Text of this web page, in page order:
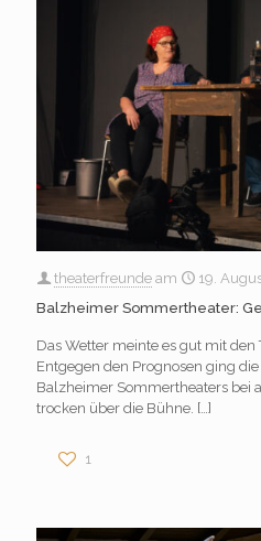
theaterfreunde am
19.
Balzheimer Sommertheater:
Das Wetter meinte es gut mit
Entgegen den Prognosen ging
Balzheimer Sommertheaters bei
trocken über die Bühne. […]
1